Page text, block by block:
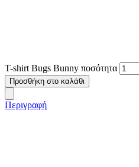
T-shirt Bugs Bunny ποσότητα
Προσθήκη στο καλάθι
Περιγραφή